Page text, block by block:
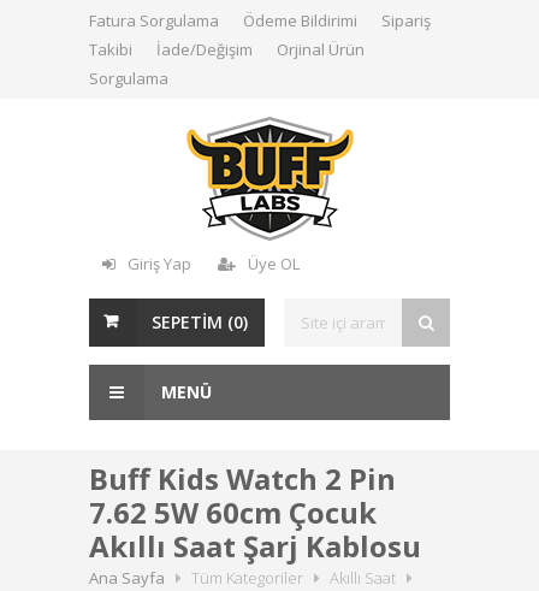
Fatura Sorgulama Ödeme Bildirimi
Sipariş
Takibi
İade/Değişim
Orjinal Ürün
Sorgulama
Giriş Yap Üye OL
SEPETİM (0)
MENÜ
Buff Kids Watch 2 Pin
7.62 5W 60cm Çocuk
Akıllı Saat Şarj Kablosu
Ana Sayfa Tüm Kategoriler
Akıllı Saat